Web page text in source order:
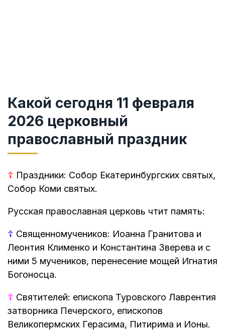
Какой сегодня 11 февраля
2026 церковный
православный праздник
☦ Праздники: Собор Екатеринбургских святых,
Собор Коми святых.
Русская православная церковь чтит память:
☦ Священномучеников: Иоанна Гранитова и
Леонтия Клименко и Константина Зверева и с
ними 5 мучеников, перенесение мощей Игнатия
Богоносца.
☦ Святителей: епископа Туровского Лаврентия
затворника Печерского, епископов
Великопермских Герасима, Питирима и Ионы.